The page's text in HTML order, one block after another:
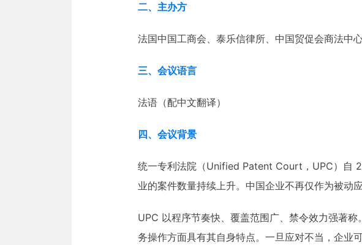
二、主办方
法国中国工商会、泰乐信律所、中国贸促会商法中
三、会议语言
法语（配中文翻译）
四、会议背景
统一专利法院（Unified Patent Court，UPC）自
业的案件数量持续上升。中国企业不再仅作为被动
UPC 以程序节奏快、覆盖范围广、禁令效力强著
务操作方面具有其自身特点。一旦应对不当，企业